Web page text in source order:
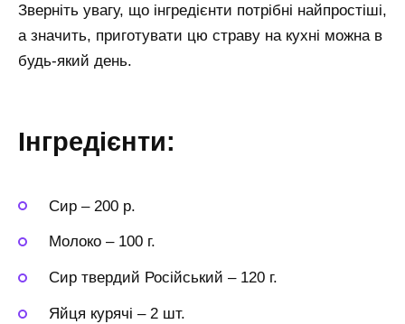
Зверніть увагу, що інгредієнти потрібні найпростіші,
а значить, приготувати цю страву на кухні можна в
будь-який день.
Інгредієнти:
Сир – 200 р.
Молоко – 100 г.
Сир твердий Російський – 120 г.
Яйця курячі – 2 шт.